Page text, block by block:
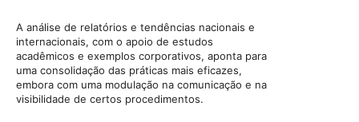
A análise de relatórios e tendências nacionais e
internacionais, com o apoio de estudos
acadêmicos e exemplos corporativos, aponta para
uma consolidação das práticas mais eficazes,
embora com uma modulação na comunicação e na
visibilidade de certos procedimentos.